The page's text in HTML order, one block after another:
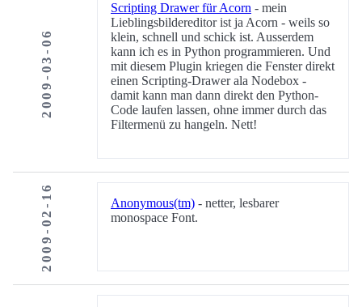
2009-03-06
Scripting Drawer für Acorn - mein
Lieblingsbildereditor ist ja Acorn - weils so
klein, schnell und schick ist. Ausserdem
kann ich es in Python programmieren. Und
mit diesem Plugin kriegen die Fenster direkt
einen Scripting-Drawer ala Nodebox -
damit kann man dann direkt den Python-
Code laufen lassen, ohne immer durch das
Filtermenü zu hangeln. Nett!
2009-02-16 Anonymous(tm) - netter, lesbarer
monospace Font.